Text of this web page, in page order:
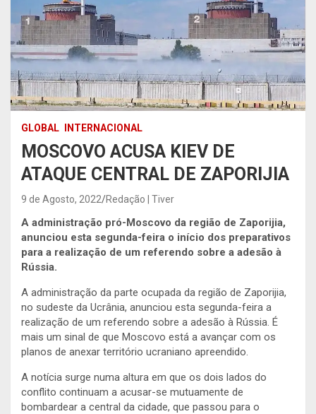
GLOBAL INTERNACIONAL
MOSCOVO ACUSA KIEV DE
ATAQUE CENTRAL DE ZAPORIJIA
9 de Agosto, 2022 Redação | Tiver
A administração pró-Moscovo da região de Zaporijia,
anunciou esta segunda-feira o início dos preparativos
para a realização de um referendo sobre a adesão à
Rússia.
A administração da parte ocupada da região de Zaporijia,
no sudeste da Ucrânia, anunciou esta segunda-feira a
realização de um referendo sobre a adesão à Rússia. É
mais um sinal de que Moscovo está a avançar com os
planos de anexar território ucraniano apreendido.
A notícia surge numa altura em que os dois lados do
conflito continuam a acusar-se mutuamente de
bombardear a central da cidade, que passou para o